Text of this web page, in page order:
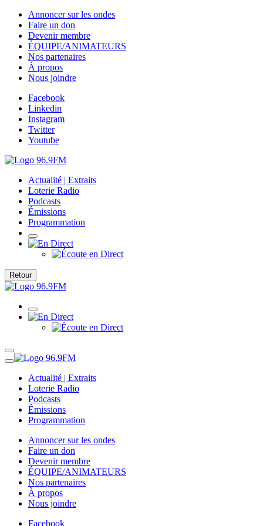
Annoncer sur les ondes
Faire un don
Devenir membre
ÉQUIPE/ANIMATEURS
Nos partenaires
À propos
Nous joindre
Facebook
Linkedin
Instagram
Twitter
Youtube
Actualité | Extraits
Loterie Radio
Podcasts
Émissions
Programmation
Retour
Actualité | Extraits
Loterie Radio
Podcasts
Émissions
Programmation
Annoncer sur les ondes
Faire un don
Devenir membre
ÉQUIPE/ANIMATEURS
Nos partenaires
À propos
Nous joindre
Facebook